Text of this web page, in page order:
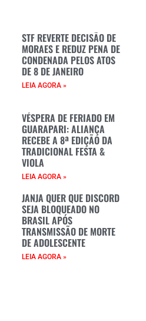
STF REVERTE DECISÃO DE
MORAES E REDUZ PENA DE
CONDENADA PELOS ATOS
DE 8 DE JANEIRO
LEIA AGORA »
VÉSPERA DE FERIADO EM
GUARAPARI: ALIANÇA
RECEBE A 8ª EDIÇÃO DA
TRADICIONAL FESTA &
VIOLA
LEIA AGORA »
JANJA QUER QUE DISCORD
SEJA BLOQUEADO NO
BRASIL APÓS
TRANSMISSÃO DE MORTE
DE ADOLESCENTE
LEIA AGORA »